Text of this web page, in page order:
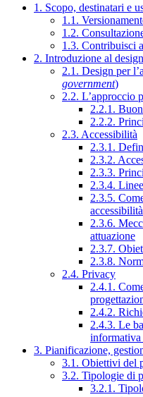
1. Scopo, destinatari e
1.1.
1.2.
1.3. Contribuisci
2. Introduzione al
2.1. Design per
government)
2.2. L’approccio
2.2.1.
2.2.2.
2.3. Accessibilità
2.3.1.
2.3.2.
2.3.3.
2.3.4.
2.3.5.
accessibilità
2.3.6.
attuazione
2.3.7.
2.3.8.
2.4. Privacy
2.4.1.
2.4.2.
2.4.3. Le
3. Pianificazione,
3.1. Obiettivi del
3.2. Tipologie di
3.2.1.